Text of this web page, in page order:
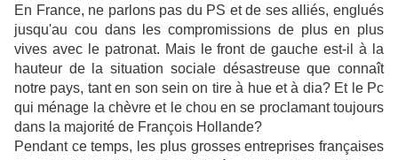
En France, ne parlons pas du PS et de ses alliés, englués
jusqu'au cou dans les compromissions de plus en plus
vives avec le patronat. Mais le front de gauche est-il à la
hauteur de la situation sociale désastreuse que connaît
notre pays, tant en son sein on tire à hue et à dia? Et le Pc
qui ménage la chèvre et le chou en se proclamant toujours
dans la majorité de François Hollande?
Pendant ce temps, les plus grosses entreprises françaises